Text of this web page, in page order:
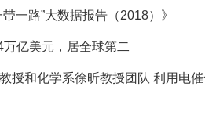
一路”大数据报告（2018）》
亿美元，居全球第二
授和化学系徐昕教授团队 利用电